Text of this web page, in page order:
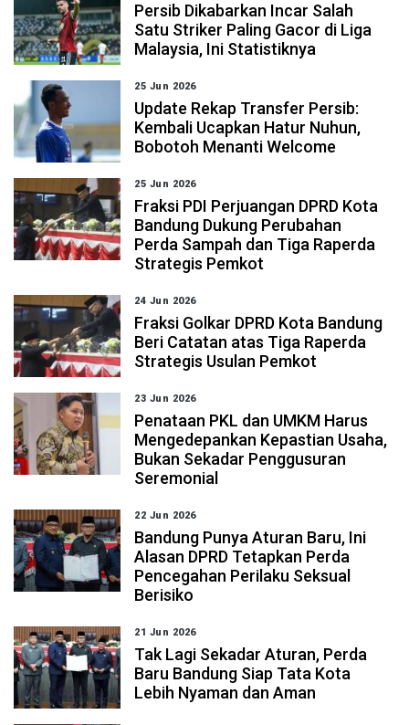
Persib Dikabarkan Incar Salah
Satu Striker Paling Gacor di Liga
Malaysia, Ini Statistiknya
25 Jun 2026
Update Rekap Transfer Persib:
Kembali Ucapkan Hatur Nuhun,
Bobotoh Menanti Welcome
25 Jun 2026
Fraksi PDI Perjuangan DPRD Kota
Bandung Dukung Perubahan
Perda Sampah dan Tiga Raperda
Strategis Pemkot
24 Jun 2026
Fraksi Golkar DPRD Kota Bandung
Beri Catatan atas Tiga Raperda
Strategis Usulan Pemkot
23 Jun 2026
Penataan PKL dan UMKM Harus
Mengedepankan Kepastian Usaha,
Bukan Sekadar Penggusuran
Seremonial
22 Jun 2026
Bandung Punya Aturan Baru, Ini
Alasan DPRD Tetapkan Perda
Pencegahan Perilaku Seksual
Berisiko
21 Jun 2026
Tak Lagi Sekadar Aturan, Perda
Baru Bandung Siap Tata Kota
Lebih Nyaman dan Aman